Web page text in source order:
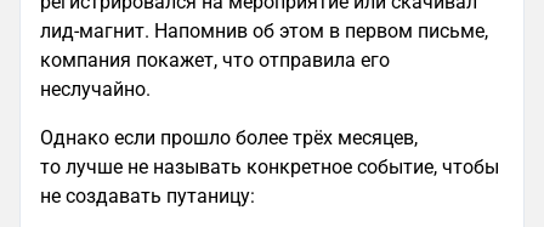
лид-магнит. Напомнив об этом в первом письме,
компания покажет, что отправила его
неслучайно.
Однако если прошло более трёх месяцев,
то лучше не называть конкретное событие, чтобы
не создавать путаницу: